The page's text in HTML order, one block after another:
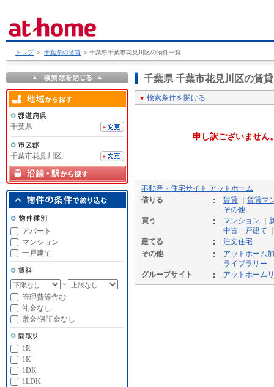
トップ ＞ 千葉県の賃貸 ＞ 千葉県千葉市花見川区の物件一覧
千葉県 千葉市花見川区の賃
検索条件を開ける
申し訳ございません
不動産・住宅サイト アットホーム
借りる
賃貸
賃貸マ
その他
買う
マンション
中古一戸建て
建てる
注文住宅
その他
アットホーム
ライブラリー
グループサイト
アットホーム
千葉県
千葉市花見川区
アパート
マンション
一戸建て
～
管理費等含む
礼金なし
敷金/保証金なし
1R
1K
1DK
1LDK